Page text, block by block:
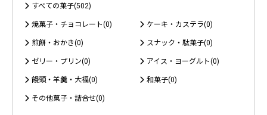
すべての菓子(502)
焼菓子・チョコレート(0) ケーキ・カステラ(0)
煎餅・おかき(0) スナック・駄菓子(0)
ゼリー・プリン(0) アイス・ヨーグルト(0)
饅頭・羊羹・大福(0) 和菓子(0)
その他菓子・詰合せ(0)